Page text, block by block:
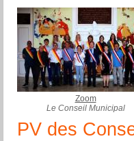
Zoom
Le Conseil Municipal
PV des